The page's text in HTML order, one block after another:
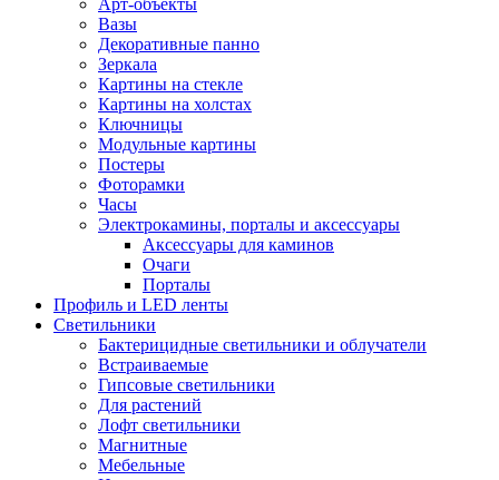
Арт-объекты
Вазы
Декоративные панно
Зеркала
Картины на стекле
Картины на холстах
Ключницы
Модульные картины
Постеры
Фоторамки
Часы
Электрокамины, порталы и аксессуары
Аксессуары для каминов
Очаги
Порталы
Профиль и LED ленты
Светильники
Бактерицидные светильники и облучатели
Встраиваемые
Гипсовые светильники
Для растений
Лофт светильники
Магнитные
Мебельные